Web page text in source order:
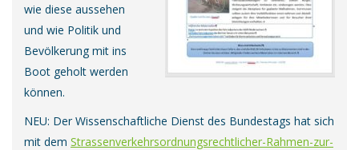
wie diese aussehen
und wie Politik und
Bevölkerung mit ins
Boot geholt werden
können.
NEU: Der Wissenschaftliche Dienst des Bundestags hat sich
mit dem Strassenverkehrsordnungsrechtlicher-Rahmen-zur-